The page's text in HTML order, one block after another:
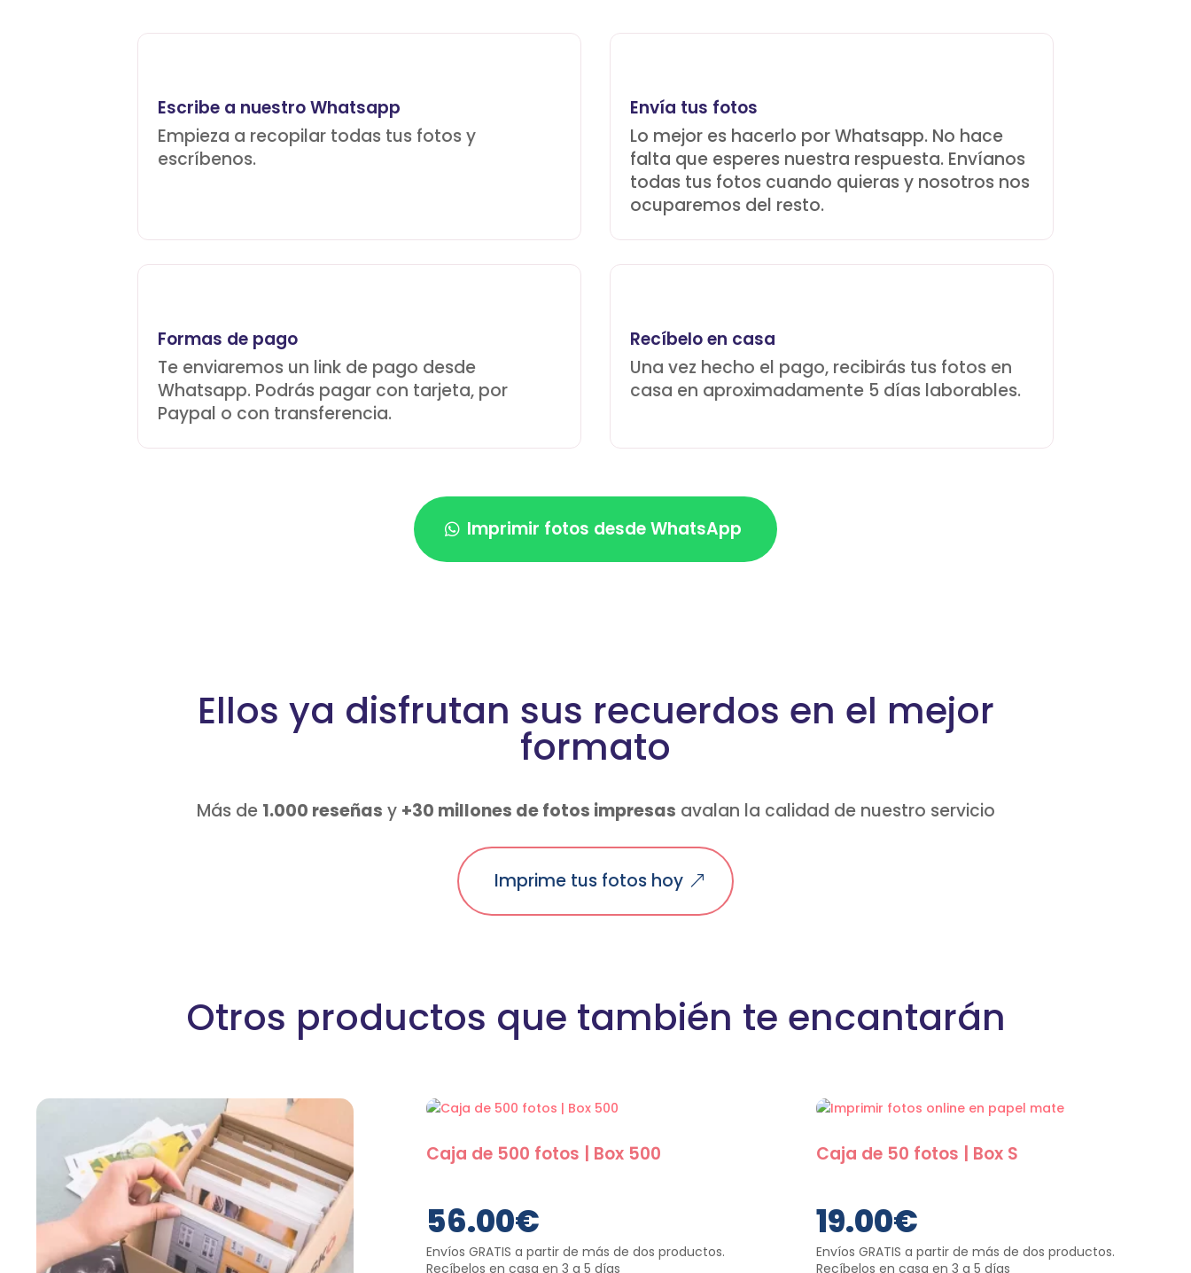
Escribe a nuestro Whatsapp
Empieza a recopilar todas tus fotos y
escríbenos.
Envía tus fotos
Lo mejor es hacerlo por Whatsapp. No hace
falta que esperes nuestra respuesta. Envíanos
todas tus fotos cuando quieras y nosotros nos
ocuparemos del resto.
Formas de pago
Te enviaremos un link de pago desde
Whatsapp. Podrás pagar con tarjeta, por
Paypal o con transferencia.
Recíbelo en casa
Una vez hecho el pago, recibirás tus fotos en
casa en aproximadamente 5 días laborables.
Imprimir fotos desde WhatsApp
Ellos ya disfrutan sus recuerdos en el mejor
formato
Más de 1.000 reseñas y +30 millones de fotos impresas avalan la calidad de nuestro servicio
Imprime tus fotos hoy
Otros productos que también te encantarán
Caja de 500 fotos | Box 500
56.00€
Caja de 50 fotos | Box S
19.00€